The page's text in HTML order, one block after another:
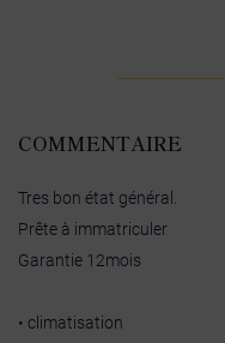
COMMENTAIRE
Tres bon état général.
Prête à immatriculer
Garantie 12mois
• climatisation